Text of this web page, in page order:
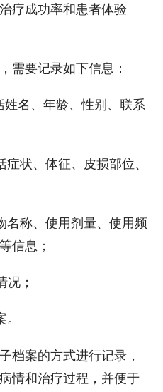
疗成功率和患者体验
需要记录如下信息：
姓名、年龄、性别、联系
症状、体征、皮损部位、
名称、使用剂量、使用频
信息；
况；
档案的方式进行记录，
情和治疗过程，并便于